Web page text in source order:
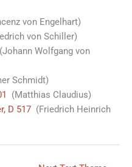
von Engelhart)
von Schiller)
Wolfgang von
Schmidt)
(Matthias Claudius)
D 517(Friedrich Heinrich